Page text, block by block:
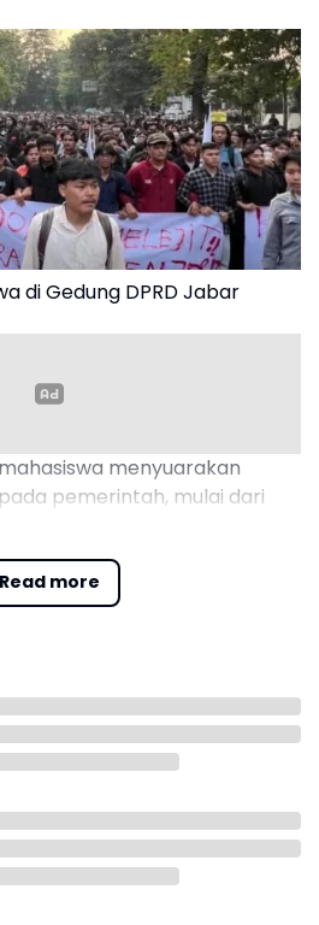
Read more
di Gedung DPRD Jabar
menyuarakan
pemerintah, mulai dari
hingga pendidikan gratis bagi